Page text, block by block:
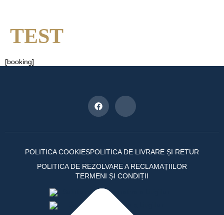
TEST
[booking]
POLITICA COOKIESPOLITICA DE LIVRARE ȘI RETUR
POLITICA DE REZOLVARE A RECLAMAȚIILOR
TERMENI ȘI CONDIȚII